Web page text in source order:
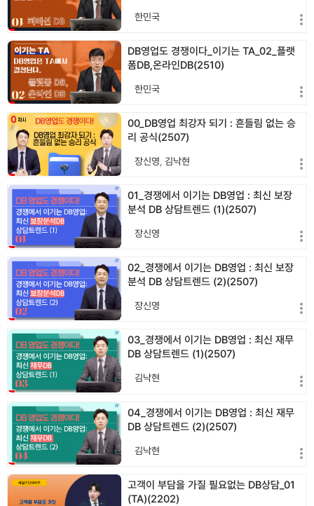
한민국
DB영업도 경쟁이다_이기는 TA_02_플랫
폼DB,온라인DB(2510)
한민국
00_DB영업 최강자 되기 : 흔들림 없는 승
리 공식(2507)
장신영 ,김낙현
01_경쟁에서 이기는 DB영업 : 최신 보장
분석 DB 상담트렌드 (1)(2507)
장신영
02_경쟁에서 이기는 DB영업 : 최신 보장
분석 DB 상담트렌드 (2)(2507)
장신영
03_경쟁에서 이기는 DB영업 : 최신 재무
DB 상담트렌드 (1)(2507)
김낙현
04_경쟁에서 이기는 DB영업 : 최신 재무
DB 상담트렌드 (2)(2507)
김낙현
고객이 부담을 가질 필요없는 DB상담_01
(TA)(2202)